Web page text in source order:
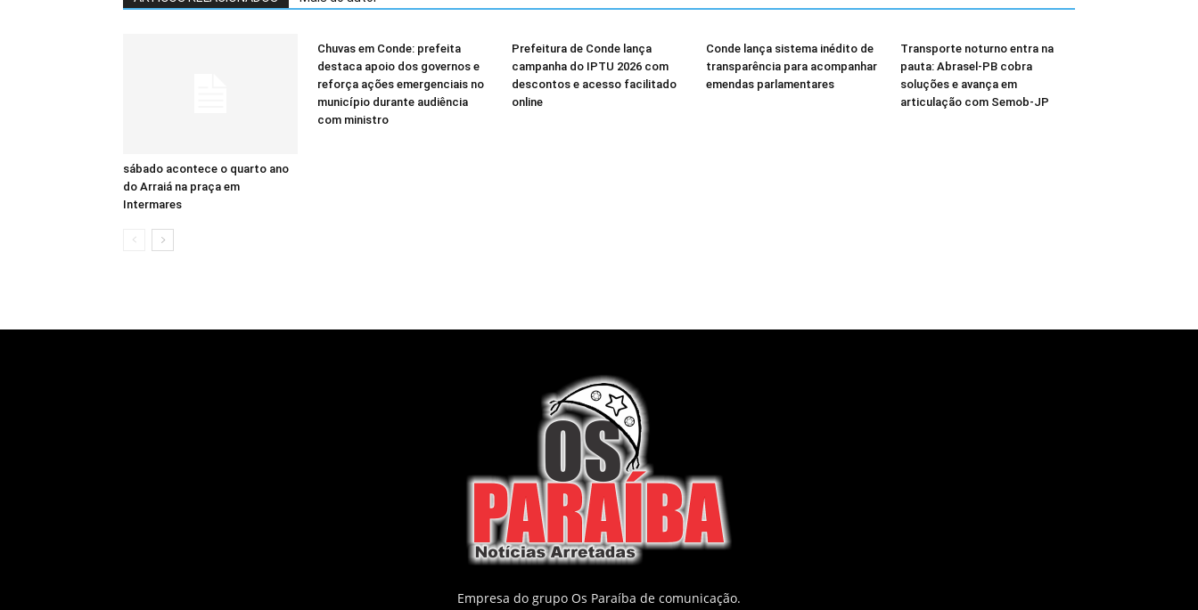
sábado acontece o quarto ano
do Arraiá na praça em
Intermares
Chuvas em Conde: prefeita
destaca apoio dos governos e
reforça ações emergenciais no
município durante audiência
com ministro
Prefeitura de Conde lança
campanha do IPTU 2026 com
descontos e acesso facilitado
online
Conde lança sistema inédito de
transparência para acompanhar
emendas parlamentares
Transporte noturno entra na
pauta: Abrasel-PB cobra
soluções e avança em
articulação com Semob-JP
Empresa do grupo Os Paraíba de comunicação.